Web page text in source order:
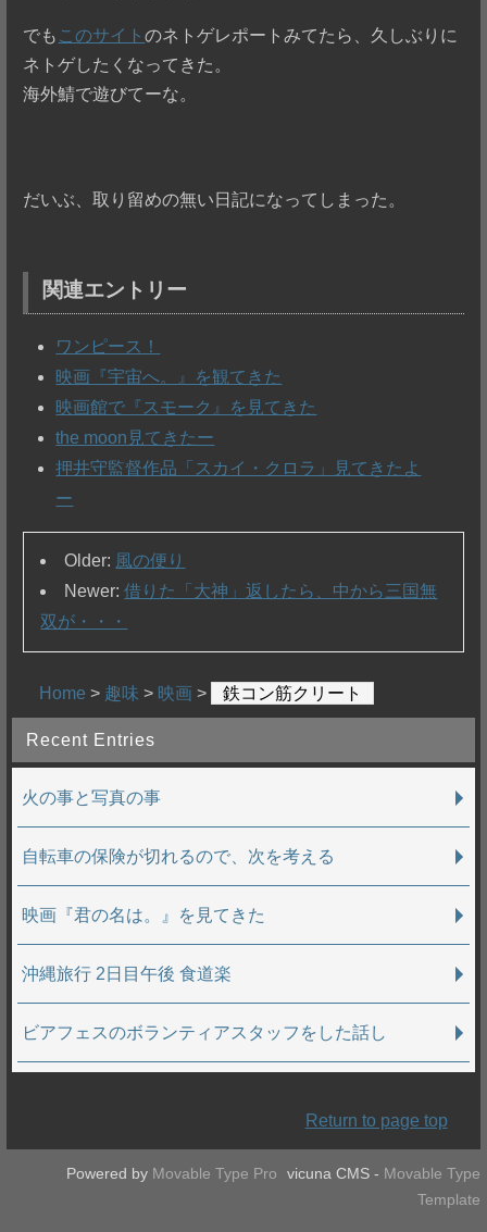
でも このサイトのネトゲレポートみてたら、久しぶりに
ネトゲしたくなってきた。
海外鯖で遊びてーな。
だいぶ、取り留めの無い日記になってしまった。
関連エントリー
ワンピース！
映画『宇宙へ。』を観てきた
映画館で『スモーク』を見てきた
the moon見てきたー
押井守監督作品「スカイ・クロラ」見てきたよ
ー
Older: 風の便り
Newer:借りた「大神」返したら、中から三国無
双が・・・
Home > 趣味 > 映画 > 鉄コン筋クリート
Recent Entries
火の事と写真の事
自転車の保険が切れるので、次を考える
映画『君の名は。』を見てきた
沖縄旅行 2日目午後 食道楽
ビアフェスのボランティアスタッフをした話し
Return to page top
Powered by Movable Type Pro vicuna CMS - Movable Type
Template